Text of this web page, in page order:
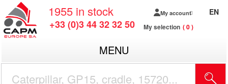
1955 in stock
+33 (0)3 44 32 32 50
My account
My selection 0
EN
MENU